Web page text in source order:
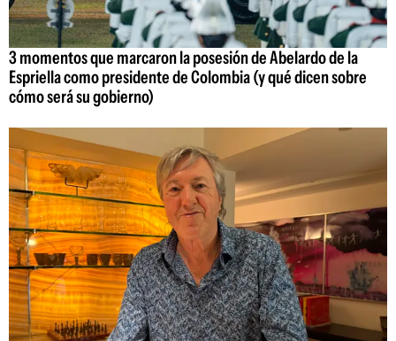
3 momentos que marcaron la posesión de Abelardo de la
Espriella como presidente de Colombia (y qué dicen sobre
cómo será su gobierno)